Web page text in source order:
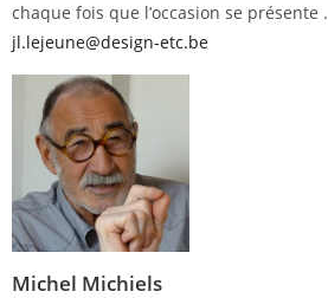
chaque fois que l’occasion se présente .
jl.lejeune@design-etc.be
Michel Michiels